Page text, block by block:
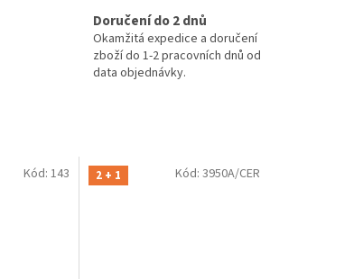
Doručení do 2 dnů
Okamžitá expedice a doručení
zboží do 1-2 pracovních dnů od
data objednávky.
Kód:143 2 + 1 Kód: 3950A/CER